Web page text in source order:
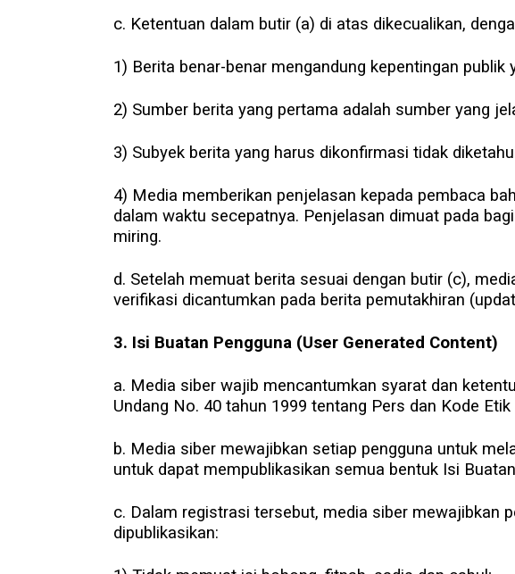
c. Ketentuan dalam butir (a) di atas dikecualikan,
1) Berita benar-benar mengandung kepentingan publik
2) Sumber berita yang pertama adalah sumber yang
3) Subyek berita yang harus dikonfirmasi tidak
4) Media memberikan penjelasan kepada pembaca
dalam waktu secepatnya. Penjelasan dimuat pada
miring.
d. Setelah memuat berita sesuai dengan butir (c),
verifikasi dicantumkan pada berita pemutakhiran
3. Isi Buatan Pengguna (User Generated Content)
a. Media siber wajib mencantumkan syarat dan
Undang No. 40 tahun 1999 tentang Pers dan Kode
b. Media siber mewajibkan setiap pengguna untuk
untuk dapat mempublikasikan semua bentuk Isi
c. Dalam registrasi tersebut, media siber mewajibkan
dipublikasikan: